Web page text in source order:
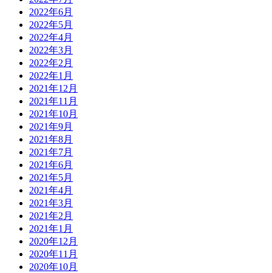
2022年6月
2022年5月
2022年4月
2022年3月
2022年2月
2022年1月
2021年12月
2021年11月
2021年10月
2021年9月
2021年8月
2021年7月
2021年6月
2021年5月
2021年4月
2021年3月
2021年2月
2021年1月
2020年12月
2020年11月
2020年10月